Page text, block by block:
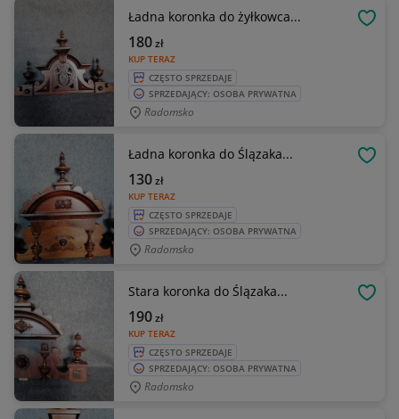
Ładna koronka do żyłkowca...
KUP TERAZ
180zł
CZĘSTO SPRZEDAJE
SPRZEDAJĄCY: OSOBA PRYWATNA
Radomsko
Ładna koronka do Ślązaka...
KUP TERAZ
130zł
CZĘSTO SPRZEDAJE
SPRZEDAJĄCY: OSOBA PRYWATNA
Radomsko
Stara koronka do Ślązaka...
KUP TERAZ
190zł
CZĘSTO SPRZEDAJE
SPRZEDAJĄCY: OSOBA PRYWATNA
Radomsko